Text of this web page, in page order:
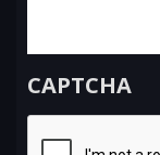
CAPTCHA